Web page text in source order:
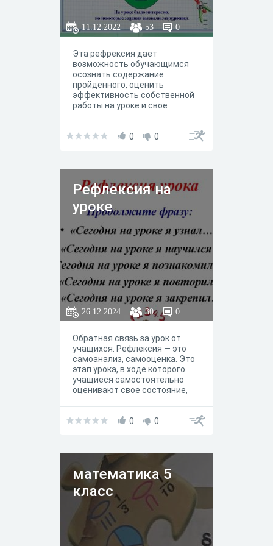
11.12.2022 53 0
Эта рефрексия дает
возможность обучающимся
осознать содержание
пройденного, оценить
эффективность собственной
работы на уроке и свое
0
0
Рефлексия на
уроке
26.12.2024 30 0
Обратная связь за урок от
учащихся. Рефлексия — это
самоанализ, самооценка. Это
этап урока, в ходе которого
учащиеся самостоятельно
оценивают свое состояние,
Рефлексия помогает ребенку
свои успехи с успехами других
учеников.
0 0
математика 5
класс